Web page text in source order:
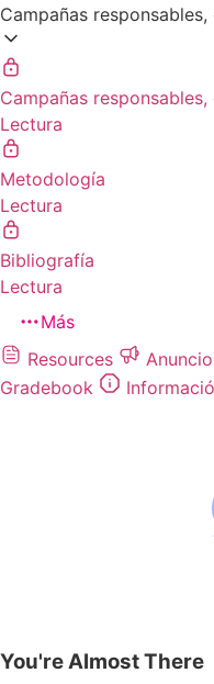
Campañas
Campañas
Lectura
Metodología
Lectura
Bibliografía
Lectura
Más
Resources
Gradebook
You're Almost There